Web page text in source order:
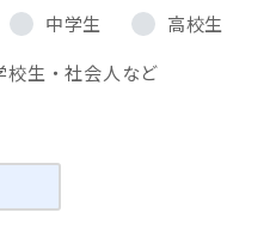
中学生 高校生
校生・社会人など